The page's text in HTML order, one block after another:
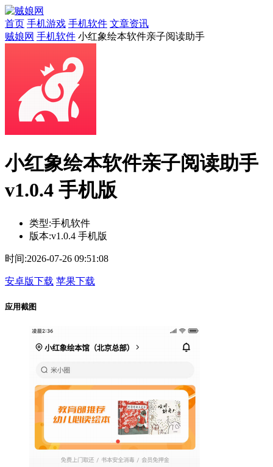
首页 手机游戏 手机软件 文章资讯
贼娘网 手机软件 小红象绘本软件亲子阅读助手
小红象绘本软件亲子阅读助手
v1.0.4 手机版
类型:手机软件
版本:v1.0.4 手机版
时间:2026-07-26 09:51:08
安卓版下载 苹果下载
应用截图